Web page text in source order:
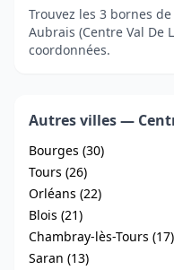
Trouvez les 3 bornes
Aubrais (Centre Val De
coordonnées.
Autres villes —
Bourges (30)
Tours (26)
Orléans (22)
Blois (21)
Chambray-lès-Tours (17)
Saran (13)